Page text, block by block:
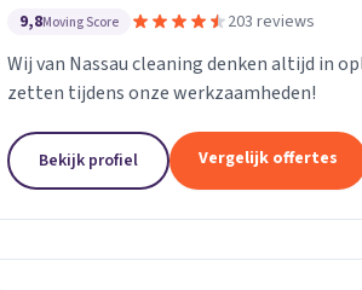
9,8Moving Score 203 reviews
Wij van Nassau cleaning denken altijd in
zetten tijdens onze werkzaamheden!
Bekijk profiel Vergelijk offertes